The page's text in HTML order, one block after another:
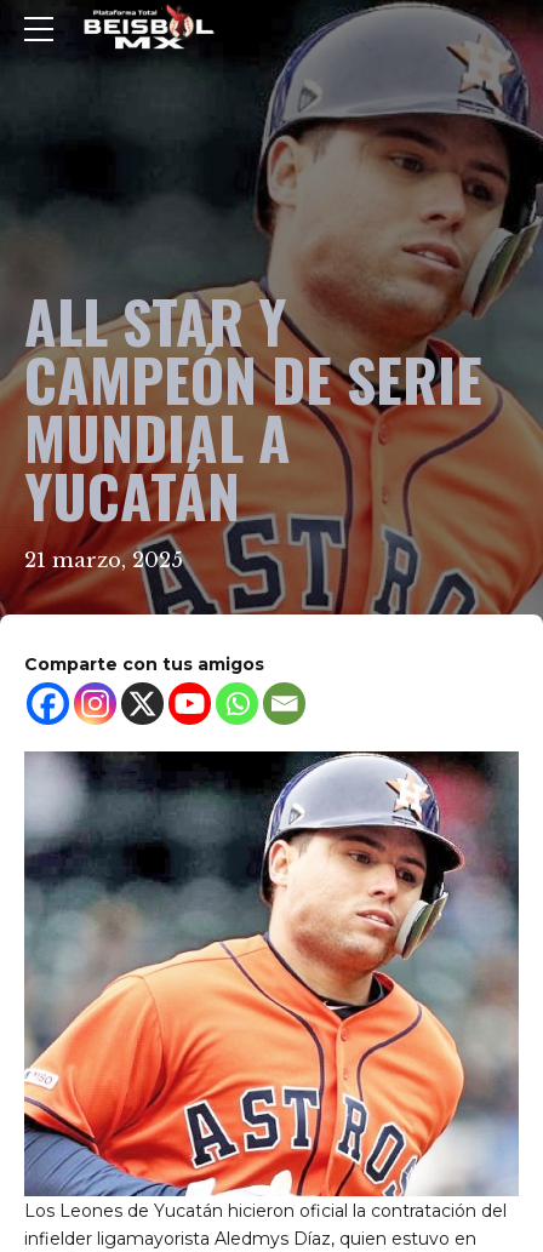
ALL STAR Y
CAMPEÓN DE SERIE
MUNDIAL A
YUCATÁN
21 marzo, 2025
Comparte con tus amigos
Los Leones de Yucatán hicieron oficial la contratación del
infielder ligamayorista Aledmys Díaz, quien estuvo en